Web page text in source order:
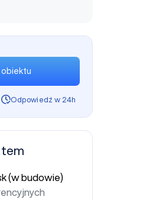
Odpowiedź w 24h
(w budowie)